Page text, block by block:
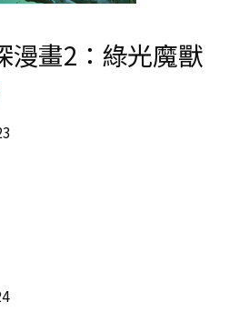
漫畫2：綠光魔獸